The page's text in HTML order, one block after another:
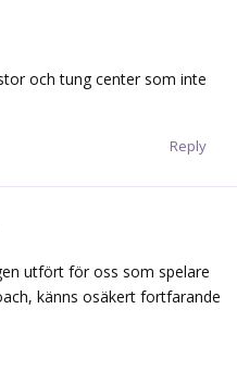
och tung center som inte
Reply
utfört för oss som spelare
känns osäkert fortfarande